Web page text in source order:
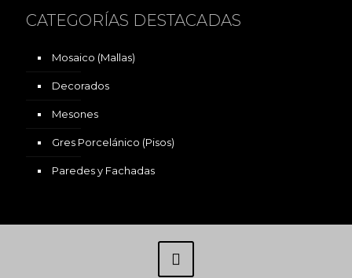
CATEGORÍAS DESTACADAS
Mosaico (Mallas)
Decorados
Mesones
Gres Porcelánico (Pisos)
Paredes y Fachadas